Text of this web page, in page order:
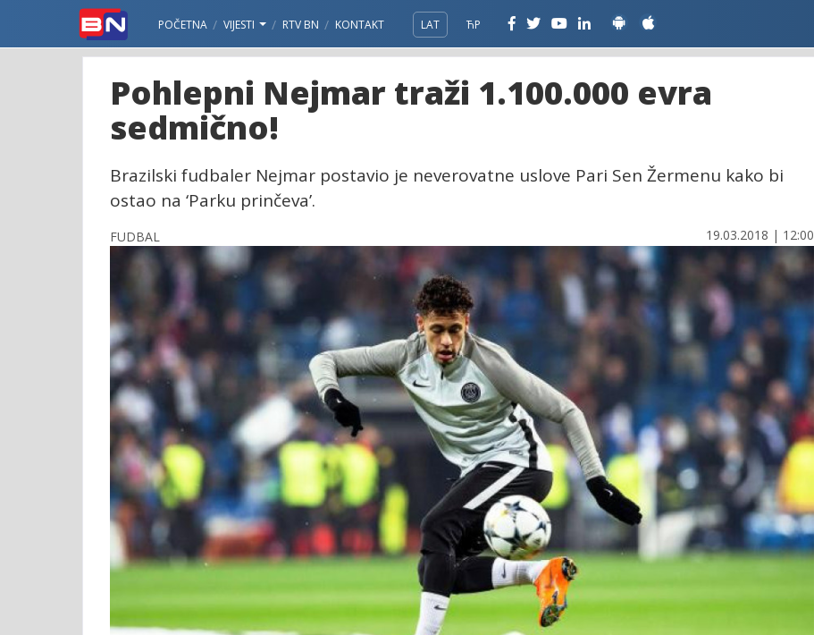
POČETNA VIJESTI RTV BN KONTAKT LAT ЋР
Pohlepni Nejmar traži 1.100.000 evra
sedmično!
Brazilski fudbaler Nejmar postavio je neverovatne uslove Pari Sen Žermenu kako bi
ostao na ‘Parku prinčeva’.
FUDBAL 19.03.2018 | 12:00